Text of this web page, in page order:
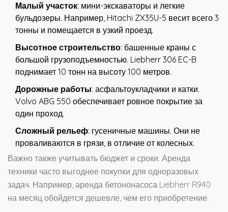
Малый участок: мини-экскаваторы и легкие
бульдозеры. Например, Hitachi ZX35U-5 весит всего 3
тонны и помещается в узкий проезд.
Высотное строительство: башенные краны с
большой грузоподъемностью. Liebherr 306 EC-B
поднимает 10 тонн на высоту 100 метров.
Дорожные работы: асфальтоукладчики и катки.
Volvo ABG 550 обеспечивает ровное покрытие за
один проход.
Сложный рельеф: гусеничные машины. Они не
проваливаются в грязи, в отличие от колесных.
Важно также учитывать бюджет и сроки. Аренда
техники часто выгоднее покупки для одноразовых
задач. Например, аренда бетононасоса Liebherr R940
на месяц обойдется дешевле, чем его приобретение.